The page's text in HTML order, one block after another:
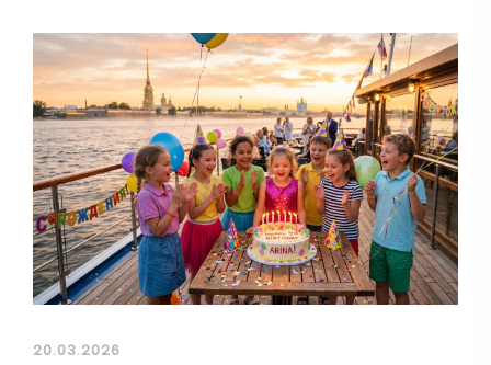
20.03.2026